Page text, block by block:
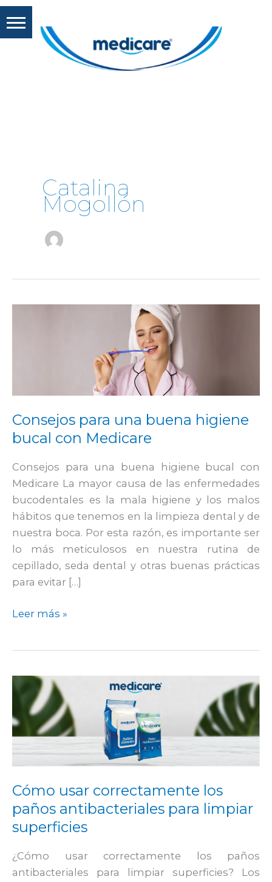
Catalina
Mogollón
Consejos para una buena higiene
bucal con Medicare
Consejos para una buena higiene bucal con
Medicare La mayor causa de las enfermedades
bucodentales es la mala higiene y los malos
hábitos que tenemos en la limpieza dental y de
nuestra boca. Por esta razón, es importante ser
lo más meticulosos en nuestra rutina de
cepillado, seda dental y otras buenas prácticas
para evitar […]
bucal
Medicare
Leer más »
Cómo usar correctamente los
paños antibacteriales para limpiar
superficies
¿Cómo usar correctamente los paños
antibacteriales para limpiar superficies? Los
Cómo
usar
correctamente
paños
antibacteriales
limpiar
superficies